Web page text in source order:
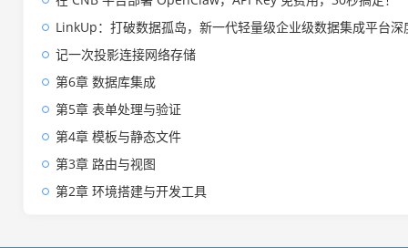
LinkUp：打破数据孤岛，新一代轻量级企业级数据集成平台深
记一次投影连接网络存储
第6章 数据库集成
第5章 表单处理与验证
第4章 模板与静态文件
第3章 路由与视图
第2章 环境搭建与开发工具